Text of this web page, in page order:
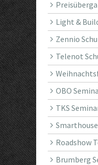
Light &
Zennio
Telenot
OBO
TKS
Roadshow
Brumberg